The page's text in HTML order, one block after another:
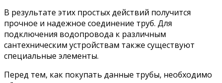
В результате этих простых действий получится
прочное и надежное соединение труб. Для
подключения водопровода к различным
сантехническим устройствам также существуют
специальные элементы.
Перед тем, как покупать данные трубы, необходимо